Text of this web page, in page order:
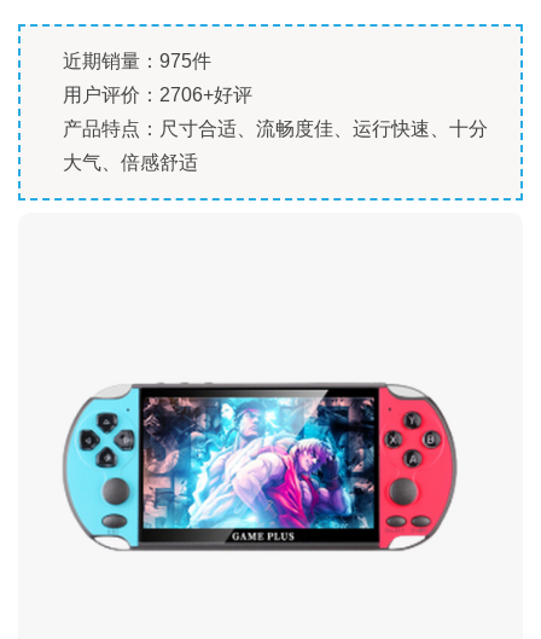
近期销量：975件
用户评价：2706+好评
产品特点：尺寸合适、流畅度佳、运行快速、十分
大气、倍感舒适